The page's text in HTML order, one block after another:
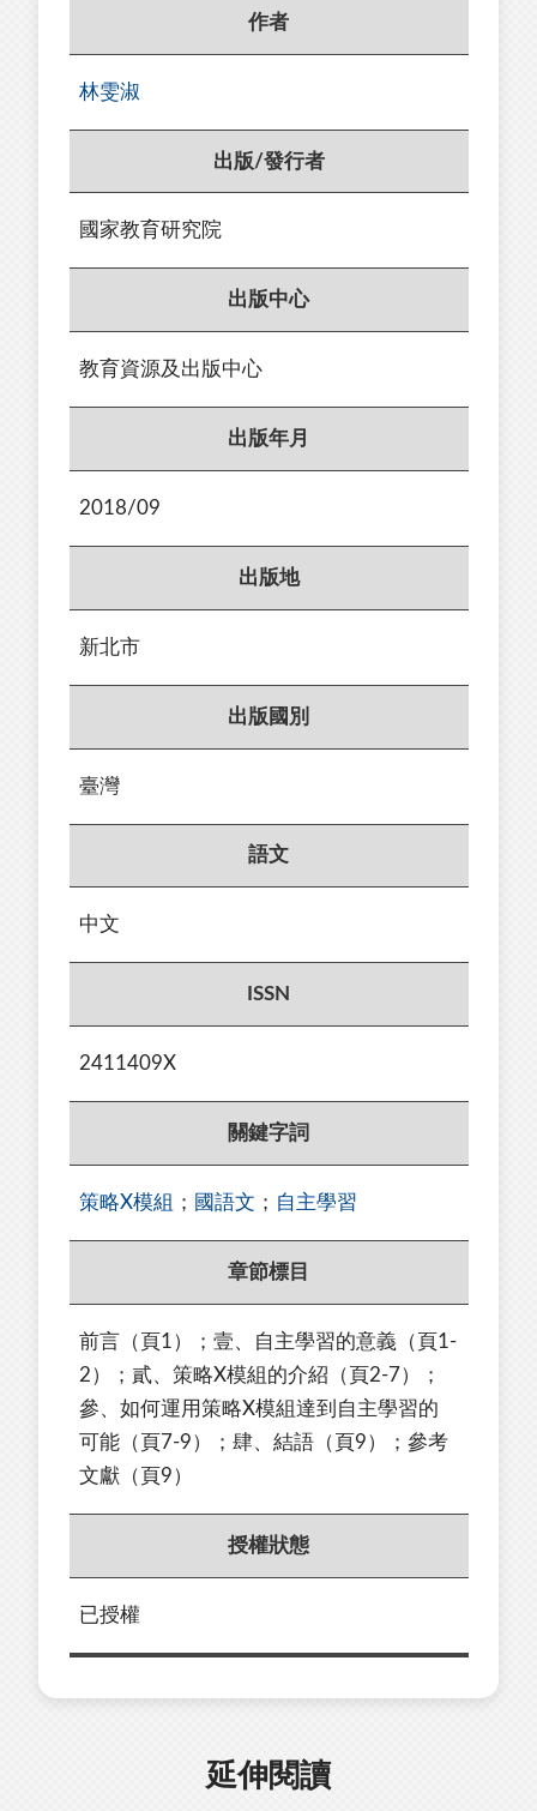
作者
林雯淑
出版/發行者
國家教育研究院
出版中心
教育資源及出版中心
出版年月
2018/09
出版地
新北市
出版國別
臺灣
語文
中文
ISSN
2411409X
關鍵字詞
策略X模組 ； 國語文 ； 自主學習
章節標目
前言（頁1）；壹、自主學習的意義（頁1-
2）；貳、策略X模組的介紹（頁2-7）；
參、如何運用策略X模組達到自主學習的
可能（頁7-9）；肆、結語（頁9）；參考
文獻（頁9）
授權狀態
已授權
延伸閱讀